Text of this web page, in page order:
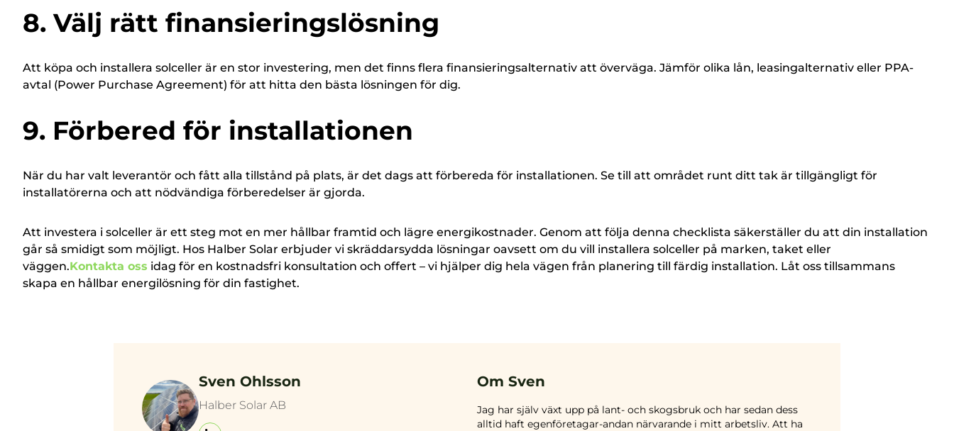
8. Välj rätt finansieringslösning
Att köpa och installera solceller är en stor investering, men det finns flera finansieringsalternativ att överväga. Jämför olika lån, leasingalternativ eller PPA-
avtal (Power Purchase Agreement) för att hitta den bästa lösningen för dig.
9. Förbered för installationen
När du har valt leverantör och fått alla tillstånd på plats, är det dags att förbereda för installationen. Se till att området runt ditt tak är tillgängligt för
installatörerna och att nödvändiga förberedelser är gjorda.
Att investera i solceller är ett steg mot en mer hållbar framtid och lägre energikostnader. Genom att följa denna checklista säkerställer du att din installation
går så smidigt som möjligt. Hos Halber Solar erbjuder vi skräddarsydda lösningar oavsett om du vill installera solceller på marken, taket eller
väggen.Kontakta oss idag för en kostnadsfri konsultation och offert – vi hjälper dig hela vägen från planering till färdig installation. Låt oss tillsammans
skapa en hållbar energilösning för din fastighet.
Sven Ohlsson
Halber Solar AB
Om Sven
Jag har själv växt upp på lant- och skogsbruk och har sedan dess
alltid haft egenföretagar-andan närvarande i mitt arbetsliv. Att ha